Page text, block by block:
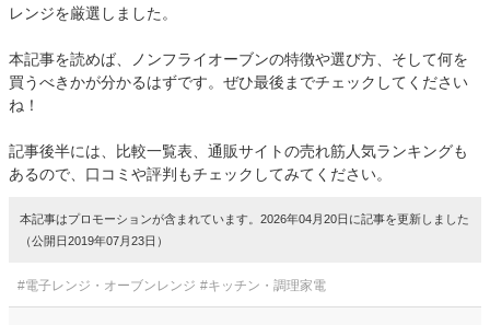
レンジを厳選しました。
本記事を読めば、ノンフライオーブンの特徴や選び方、そして何を
買うべきかが分かるはずです。ぜひ最後までチェックしてください
ね！
記事後半には、比較一覧表、通販サイトの売れ筋人気ランキングも
あるので、口コミや評判もチェックしてみてください。
本記事はプロモーションが含まれています。2026年04月20日に記事を更新しました
（公開日2019年07月23日）
#電子レンジ・オーブンレンジ #キッチン・調理家電